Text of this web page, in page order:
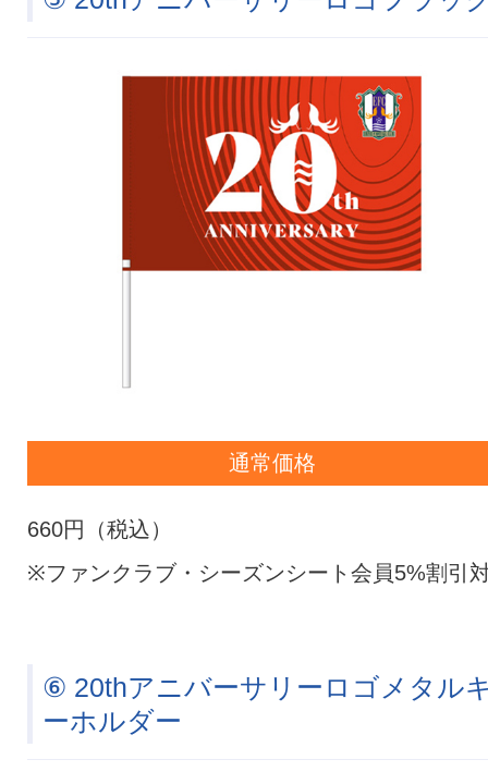
通常価格
660円（税込）
※ファンクラブ・シーズンシート会員5%割引
⑥ 20thアニバーサリーロゴメタル
ーホルダー